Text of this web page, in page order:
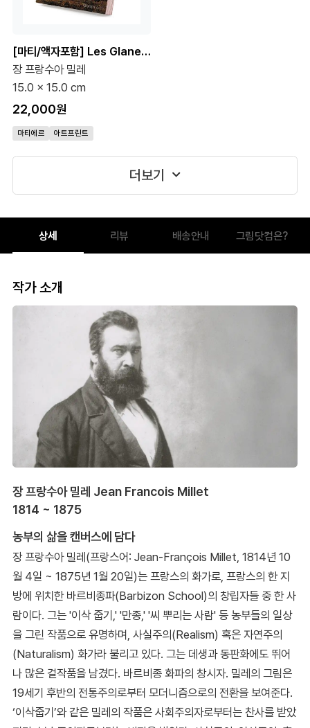
[마티/액자포함] Les Glaneuses (이삭 줍는 사람들)
장 프랑수아 밀레
15.0 x 15.0 cm
22,000원
마티에르 아트프린트
더보기
상세 리뷰 배송안내 그림닷컴은?
작가 소개
장 프랑수아 밀레 Jean Francois Millet
1814 ~ 1875
농부의 삶을 캔버스에 담다
장 프랑수아 밀레(프랑스어: Jean-François Millet, 1814년 10
월 4일 ~ 1875년 1월 20일)는 프랑스의 화가로, 프랑스의 한 지
방에 위치한 바르비종파(Barbizon School)의 창립자들 중 한 사
람이다. 그는 '이삭 줍기,' '만종,' '씨 뿌리는 사람' 등 농부들의 일상
을 그린 작품으로 유명하며, 사실주의(Realism) 혹은 자연주의
(Naturalism) 화가라 불리고 있다. 그는 데생과 동판화에도 뛰어
나 많은 걸작품을 남겼다. 바르비종 화파의 창시자. 밀레의 그림은
19세기 후반의 전통주의로부터 모더니즘으로의 전환을 보여준다.
‘이삭줍기’와 같은 밀레의 작품은 사회주의자로부터는 찬사를 받았